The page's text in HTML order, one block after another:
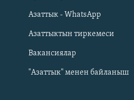
ОНЛАЙН ШЕРИНЕ
Азаттык - WhatsApp
Азаттыктын тиркемеси
Вакансиялар
"Азаттык" менен байланыш